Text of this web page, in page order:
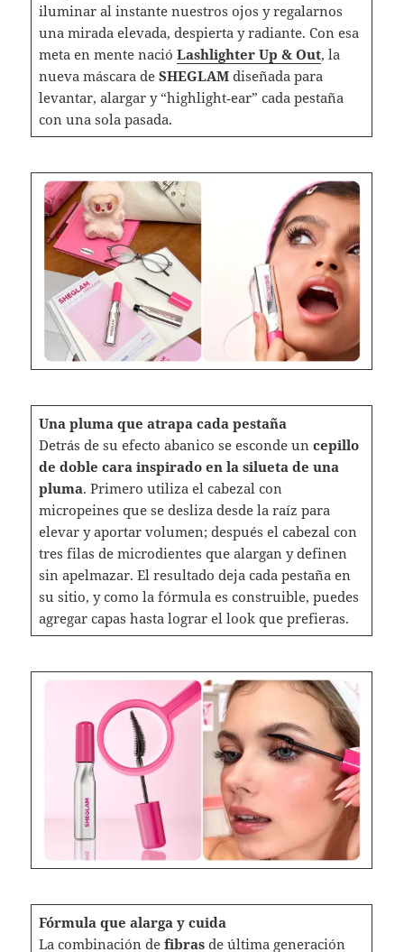
iluminar al instante nuestros ojos y regalarnos
una mirada elevada, despierta y radiante. Con esa
meta en mente nació Lashlighter Up & Out, la
nueva máscara de SHEGLAMdiseñada para
levantar, alargar y “highlight‑ear” cada pestaña
con una sola pasada.
Una pluma que atrapa cada pestaña
Detrás de su efecto abanico se esconde un cepillo
de doble cara inspirado en la silueta de una
pluma. Primero utiliza el cabezal con
micropeines que se desliza desde la raíz para
elevar y aportar volumen; después el cabezal con
tres filas de microdientes que alargan y definen
sin apelmazar. El resultado deja cada pestaña en
su sitio, y como la fórmula es construible, puedes
agregar capas hasta lograr el look que prefieras.
Fórmula que alarga y cuida
La combinación de fibrasde última generación